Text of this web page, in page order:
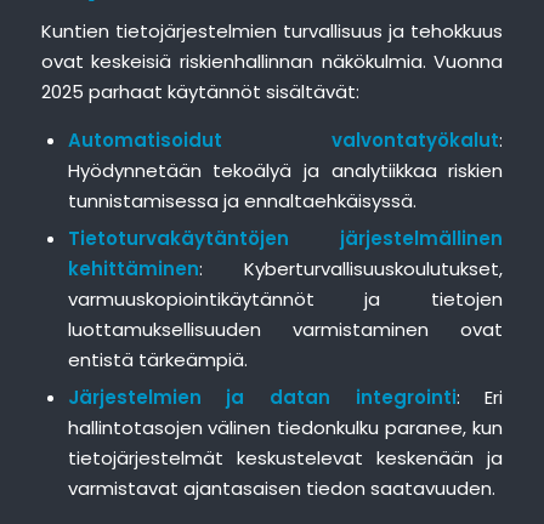
Kuntien tietojärjestelmien turvallisuus ja tehokkuus
ovat keskeisiä riskienhallinnan näkökulmia. Vuonna
2025 parhaat käytännöt sisältävät:
Automatisoidut valvontatyökalut:
Hyödynnetään tekoälyä ja analytiikkaa riskien
tunnistamisessa ja ennaltaehkäisyssä.
Tietoturvakäytäntöjen järjestelmällinen
kehittäminen: Kyberturvallisuuskoulutukset,
varmuuskopiointikäytännöt ja tietojen
luottamuksellisuuden varmistaminen ovat
entistä tärkeämpiä.
Järjestelmien ja datan integrointi: Eri
hallintotasojen välinen tiedonkulku paranee, kun
tietojärjestelmät keskustelevat keskenään ja
varmistavat ajantasaisen tiedon saatavuuden.